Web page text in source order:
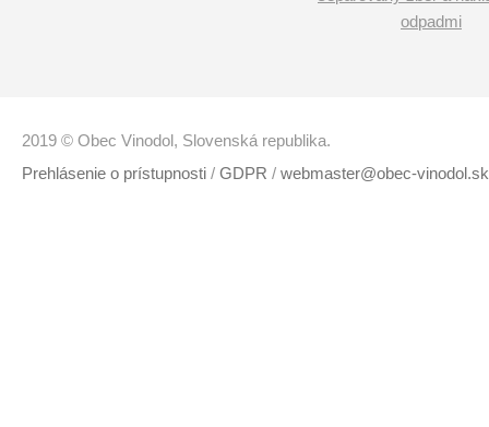
odpadmi
2019 © Obec Vinodol, Slovenská republika.
Prehlásenie o prístupnosti / GDPR / webmaster@obec-vinodol.sk